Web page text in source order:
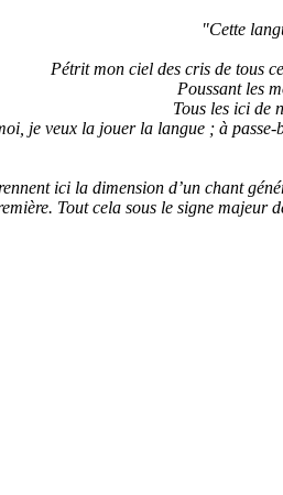
"Cette
Pétrit mon ciel des cris de tous
Poussant les
Tous les ici de
je veux la jouer la langue ; à
ici la dimension d’un chant
Tout cela sous le signe majeur